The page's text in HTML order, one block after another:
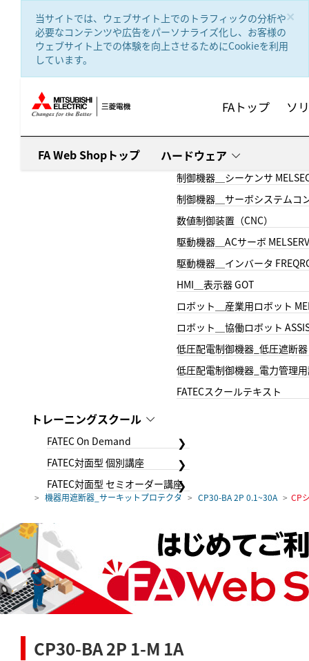
×
当サイトでは、ウェブサイト上でのトラフィックの分析や
必要なコンテンツや広告をパーソナライズ化し、お客様の
ウェブサイト上での体験を向上させるためにCookieを利用
しています。
FAトップ ソ
FA Web Shopトップ ハードウェア
制御機器＿シーケンサ
制御機器＿サーボシステムコ
数値制御装置（CNC）
駆動機器＿ACサーボ
駆動機器＿インバータ
HMI＿表示器 GOT
ロボット＿産業用ロボット
ロボット＿協働ロボット
低圧配電制御機器_低圧遮断器
低圧配電制御機器_電力管理
FATECスクールテキスト
トレーニングスクール
FATEC On Demand
FATEC対面型 個別講座
FATEC対面型 セミオーダー講座
機器用遮断器_サーキットプロテクタ CP30-BA 2P 0.1~30A CP
CP30-BA 2P 1-M 1A